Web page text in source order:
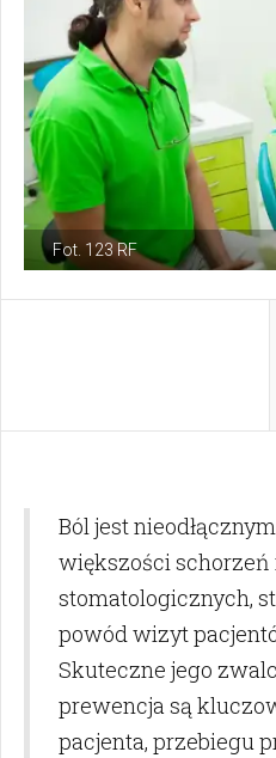
Fot. 123 RF
Ból jest
większości schorzeń
stomatologicznych,
powód wizyt
Skuteczne jego
prewencja są
pacjenta, przebiegu